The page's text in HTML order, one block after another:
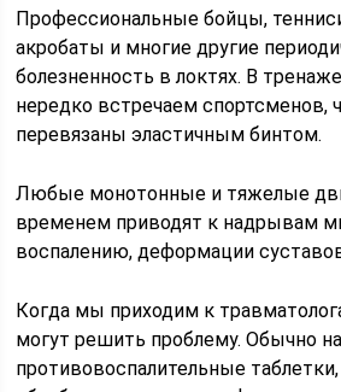
Профессиональные бойцы,
акробаты и многие другие
болезненность в локтях. В
нередко встречаем спортсменов,
перевязаны эластичным бинтом.
Любые монотонные и тяжелые
временем приводят к надрывам
воспалению, деформации
Когда мы приходим к
могут решить проблему. Обычно
противовоспалительные